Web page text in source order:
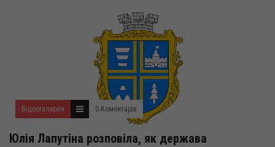
Відеогалерея 0 Коментарів
Юлія Лапутіна розповіла, як держава